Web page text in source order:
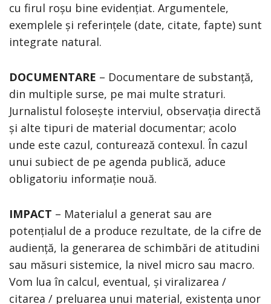
cu firul roșu bine evidențiat. Argumentele,
exemplele și referințele (date, citate, fapte) sunt
integrate natural.
DOCUMENTARE – Documentare de substanță,
din multiple surse, pe mai multe straturi.
Jurnalistul folosește interviul, observația directă
și alte tipuri de material documentar; acolo
unde este cazul, conturează contexul. În cazul
unui subiect de pe agenda publică, aduce
obligatoriu informație nouă.
IMPACT – Materialul a generat sau are
potențialul de a produce rezultate, de la cifre de
audiență, la generarea de schimbări de atitudini
sau măsuri sistemice, la nivel micro sau macro.
Vom lua în calcul, eventual, și viralizarea /
citarea / preluarea unui material, existența unor